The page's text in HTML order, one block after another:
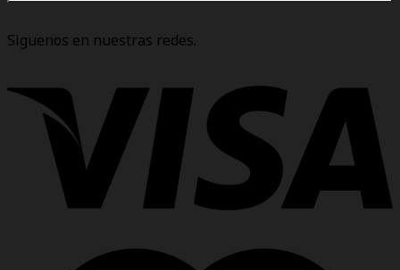
Siguenos en nuestras redes.